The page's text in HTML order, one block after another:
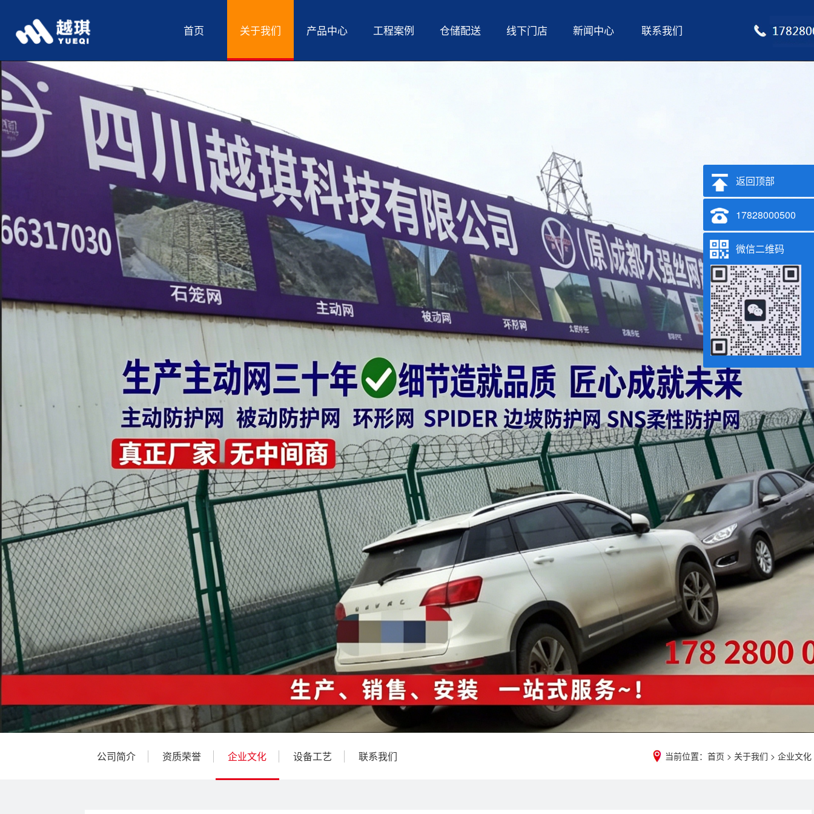
首页 关于我们 产品中心 工程案例 仓储配送 线下门店 新闻中心 联系我们
当前位置： 首页 > 关于我们 > 企业文化
公司简介 资质荣誉 企业文化 设备工艺 联系我们
返回顶部
17828000500
微信二维码